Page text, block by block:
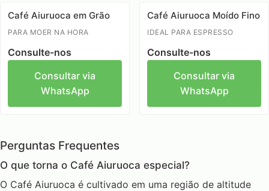
Café Aiuruoca em Grão
PARA MOER NA HORA
Consulte-nos
Consultar via
WhatsApp
Café Aiuruoca Moído Fino
IDEAL PARA ESPRESSO
Consulte-nos
Consultar via
WhatsApp
Perguntas Frequentes
O que torna o Café Aiuruoca especial?
O Café Aiuruoca é cultivado em uma região de altitude